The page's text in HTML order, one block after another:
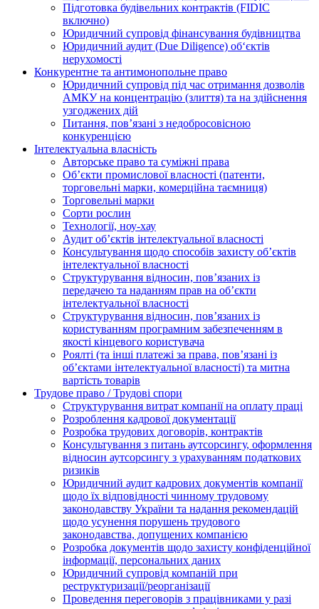
Підготовка будівельних контрактів (FIDIC
включно)
Юридичний супровід фінансування будівництва
Юридичний аудит (Due Diligence) об‘єктів
нерухомості
Конкурентне та антимонопольне право
Юридичний супровід під час отримання дозволів
АМКУ на концентрацію (злиття) та на здійснення
узгоджених дій
Питання, пов’язані з недобросовісною
конкуренцією
Інтелектуальна власність
Авторське право та суміжні права
Oб’єкти промислової власності (патенти,
торговельні марки, комерційна таємниця)
Торговельні марки
Сорти рослин
Технології, ноу-хау
Аудит об’єктів інтелектуальної власності
Консультування щодо способів захисту об’єктів
інтелектуальної власності
Структурування відносин, пов’язаних із
передачею та наданням прав на об’єкти
інтелектуальної власності
Структурування відносин, пов’язаних із
користуванням програмним забезпеченням в
якості кінцевого користувача
Роялті (та інші платежі за права, пов’язані із
об’єктами інтелектуальної власності) та митна
вартість товарів
Трудове право / Трудові спори
Cтруктурування витрат компанії на оплату праці
Розроблення кадрової документації
Розробка трудових договорів, контрактів
Консультування з питань аутсорсингу, оформлення
відносин аутсорсингу з урахуванням податкових
ризиків
Юридичний аудит кадрових документів компанії
щодо їх відповідності чинному трудовому
законодавству України та надання рекомендацій
щодо усунення порушень трудового
законодавства, допущених компанією
Розробка документів щодо захисту конфіденційної
інформації, персональних даних
Юридичний супровід компаній при
реструктуризації/реорганізації
Проведення переговорів з працівниками у разі